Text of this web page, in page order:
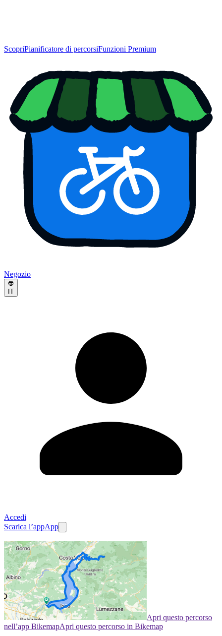
ScopriPianificatore di percorsiFunzioni Premium
Negozio
IT
Accedi
Scarica l’appApp
Apri questo percorso
nell’app BikemapApri questo percorso in Bikemap